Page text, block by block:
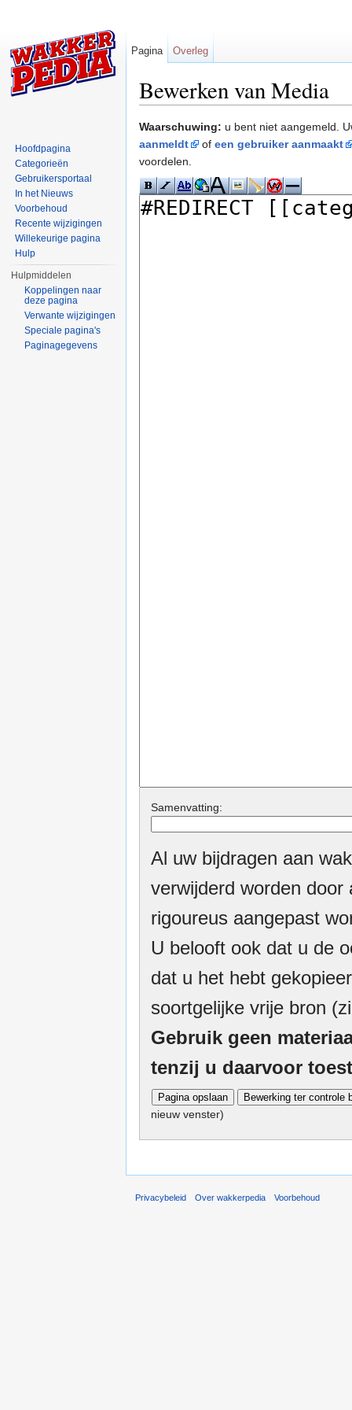
Bewerken van Media
Waarschuwing: u bent niet aangemeld.
aanmeldt
of een gebruiker aanmaakt
voordelen.
Samenvatting:
Al uw bijdragen aan
verwijderd worden
rigoureus aangepast
U belooft ook dat u de
dat u het hebt
soortgelijke vrije bron
Gebruik geen
tenzij u daarvoor
nieuw venster)
Pagina Overleg
Hoofdpagina
Categorieën
Gebruikersportaal
In het Nieuws
Voorbehoud
Recente wijzigingen
Willekeurige pagina
Hulp
Hulpmiddelen
Koppelingen naar
deze pagina
Verwante wijzigingen
Speciale pagina's
Paginagegevens
Privacybeleid Over wakkerpedia Voorbehoud